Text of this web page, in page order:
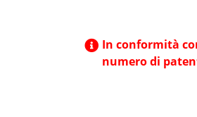
In conformità
numero di